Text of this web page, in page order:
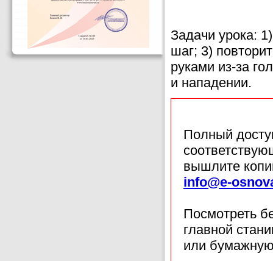
Задачи урока:
шаг; 3)
руками из-за
и нападении.
Полный
вышлите
info@e-
Посмотреть
главной
или